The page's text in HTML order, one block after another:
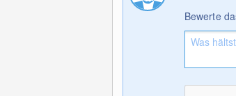
Bewerte